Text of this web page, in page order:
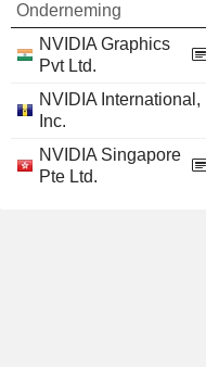
Onderneming
NVIDIA Graphics
Pvt Ltd.
NVIDIA International,
Inc.
NVIDIA Singapore
Pte Ltd.